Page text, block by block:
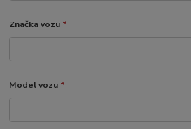
Značka vozu *
Model vozu *